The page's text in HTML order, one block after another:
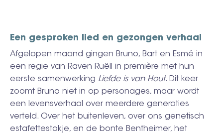
Een gesproken lied en gezongen verhaal
Afgelopen maand gingen Bruno, Bart en Esmé in
een regie van Raven Ruëll in première met hun
eerste samenwerking Liefde is van Hout. Dit keer
zoomt Bruno niet in op personages, maar wordt
een levensverhaal over meerdere generaties
verteld. Over het buitenleven, over ons genetisch
estafettestokje, en de bonte Bentheimer, het